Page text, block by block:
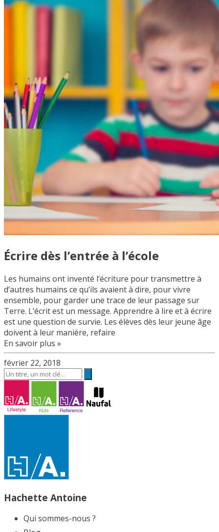
Écrire dès l’entrée à l’école
Les humains ont inventé l’écriture pour transmettre à
d’autres humains ce qu’ils avaient à dire, pour vivre
ensemble, pour garder une trace de leur passage sur
Terre. L’écrit est un message. Apprendre à lire et à écrire
est une question de survie. Les élèves dès leur jeune âge
doivent à leur manière, refaire
En savoir plus »
février 22, 2018
Hachette Antoine
Qui sommes-nous ?